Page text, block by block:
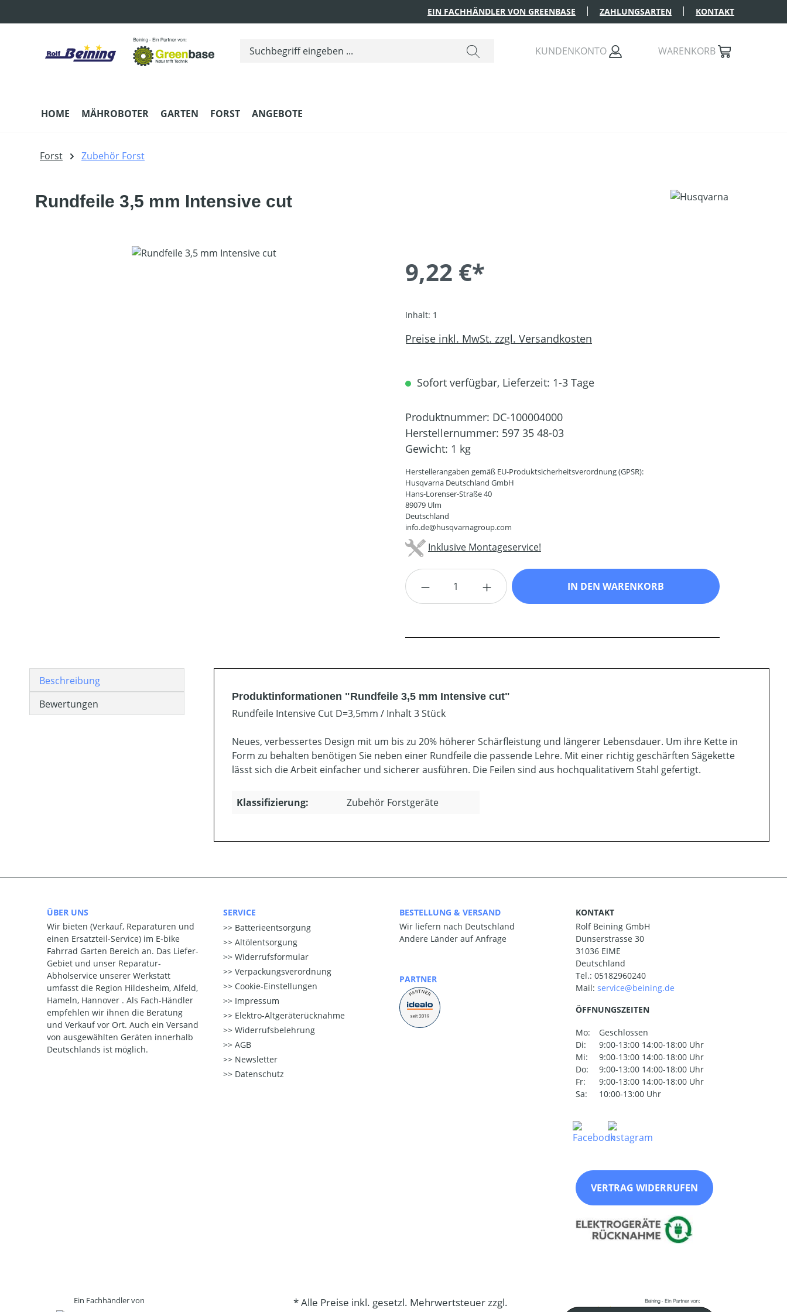
EIN FACHHÄNDLER VON GREENBASE ZAHLUNGSARTEN KONTAKT
KUNDENKONTO WARENKORB
HOME MÄHROBOTER GARTEN FORST ANGEBOTE
Forst Zubehör Forst
Rundfeile 3,5 mm Intensive cut
Bildergalerie überspringen
9,22 €*
Inhalt: 1
Preise inkl. MwSt. zzgl. Versandkosten
Sofort verfügbar, Lieferzeit: 1-3 Tage
Produktnummer: DC-100004000
Herstellernummer: 597 35 48-03
Gewicht: 1 kg
Herstellerangaben gemäß EU-Produktsicherheitsverordnung (GPSR):
Husqvarna Deutschland GmbH
Hans-Lorenser-Straße 40
89079 Ulm
Deutschland
info.de@husqvarnagroup.com
Inklusive Montageservice!
Produkt Anzahl: Gib den gewünschten Wert ein oder
IN DEN WARENKORB
Beschreibung
Bewertungen
Produktinformationen "Rundfeile 3,5 mm Intensive cut"
Rundfeile Intensive Cut D=3,5mm / Inhalt 3 Stück
Neues, verbessertes Design mit um bis zu 20% höherer Schärfleistung und längerer Lebensdauer. Um ihre Kette in
Form zu behalten benötigen Sie neben einer Rundfeile die passende Lehre. Mit einer richtig geschärften Sägekette
lässt sich die Arbeit einfacher und sicherer ausführen. Die Feilen sind aus hochqualitativem Stahl gefertigt.
Klassifizierung: Zubehör Forstgeräte
ÜBER UNS
Wir bieten (Verkauf, Reparaturen und
einen Ersatzteil-Service) im E-bike
Fahrrad Garten Bereich an. Das Liefer-
Gebiet und unser Reparatur-
Abholservice unserer Werkstatt
umfasst die Region Hildesheim, Alfeld,
Hameln, Hannover . Als Fach-Händler
empfehlen wir ihnen die Beratung
und Verkauf vor Ort. Auch ein Versand
von ausgewählten Geräten innerhalb
Deutschlands ist möglich.
SERVICE
Batterieentsorgung
Altölentsorgung
Widerrufsformular
Verpackungsverordnung
Cookie-Einstellungen
Impressum
Elektro-Altgeräterücknahme
Widerrufsbelehrung
AGB
Newsletter
Datenschutz
BESTELLUNG & VERSAND
Wir liefern nach Deutschland
Andere Länder auf Anfrage
PARTNER
KONTAKT
Rolf Beining GmbH
Dunserstrasse 30
31036 EIME
Deutschland
Tel.: 05182960240
Mail:
ÖFFNUNGSZEITEN
Mo:
Geschlossen
Di:
9:00-13:00 14:00-18:00 Uhr
Mi:
9:00-13:00 14:00-18:00 Uhr
Do:
9:00-13:00 14:00-18:00 Uhr
Fr:
9:00-13:00 14:00-18:00 Uhr
Sa:
10:00-13:00 Uhr
VERTRAG WIDERRUFEN
Ein Fachhändler von
* Alle Preise inkl. gesetzl. Mehrwertsteuer zzgl.